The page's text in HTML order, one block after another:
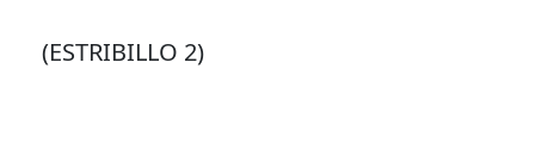
(ESTRIBILLO 2)